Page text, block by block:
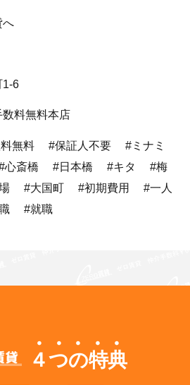
へ
1-6
料無料本店
無料 #保証人不要 #ミナミ
斎橋 #日本橋 #キタ #梅
#大国町 #初期費用 #一人
#就職
４つの特典